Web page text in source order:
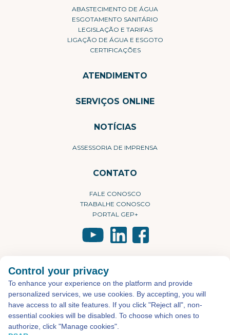
ABASTECIMENTO DE ÁGUA
ESGOTAMENTO SANITÁRIO
LEGISLAÇÃO E TARIFAS
LIGAÇÃO DE ÁGUA E ESGOTO
CERTIFICAÇÕES
ATENDIMENTO
SERVIÇOS ONLINE
NOTÍCIAS
ASSESSORIA DE IMPRENSA
CONTATO
FALE CONOSCO
TRABALHE CONOSCO
PORTAL GEP+
©2026 - Todos os direitos reservados
Desenvolvido por Atual Interativa